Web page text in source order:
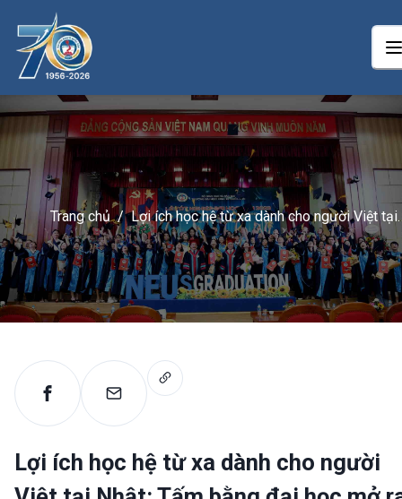
Trang chủ / Lợi ích học hệ từ xa dành cho người Việt tại
Nhật: Tấm bằng đại học mở ra cơ hội mới
người đi làm
Lợi ích học hệ từ xa dành cho người